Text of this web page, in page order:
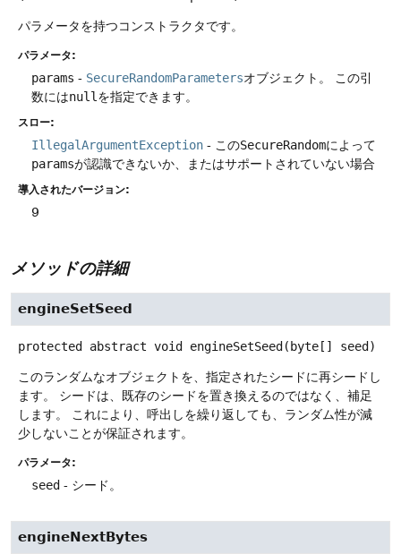
パラメータを持つコンストラクタです。
パラメータ:
params - SecureRandomParametersオブジェクト。
この引
数にはnullを指定できます。
スロー:
IllegalArgumentException - このSecureRandomによって
paramsが認識できないか、またはサポートされていない場合
導入されたバージョン:
9
メソッドの詳細
engineSetSeed
protected abstract void engineSetSeed(byte[] seed)
このランダムなオブジェクトを、指定されたシードに再シードし
ます。
シードは、既存のシードを置き換えるのではなく、補足
します。
これにより、呼出しを繰り返しても、ランダム性が減
少しないことが保証されます。
パラメータ:
seed - シード。
engineNextBytes